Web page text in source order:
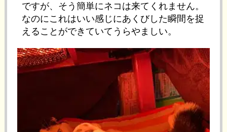
ですが、そう簡単にネコは来てくれません。
なのにこれはいい感じにあくびした瞬間を捉
えることができていてうらやましい。